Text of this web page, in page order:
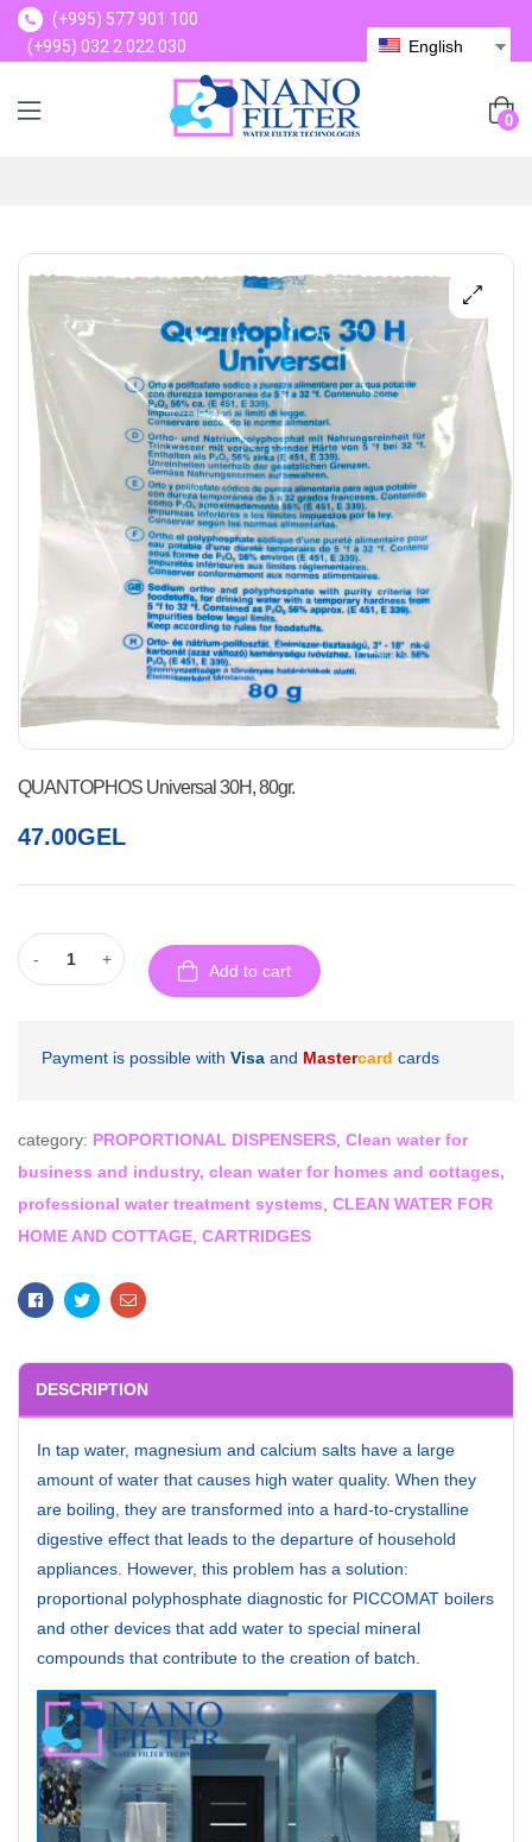
(+995) 577 901 100
(+995) 032 2 022 030
English
0
QUANTOPHOS Universal 30H, 80gr.
47.00GEL
- +
Add to cart
Payment is possible with Visa and Mastercard cards
category: PROPORTIONAL DISPENSERS Clean water for
business and industry, clean water for homes and cottages,
professional water treatment systems CLEAN WATER FOR
HOME AND COTTAGE CARTRIDGES
FacebookTwitterEmail
DESCRIPTION
In tap water, magnesium and calcium salts have a large
amount of water that causes high water quality. When they
are boiling, they are transformed into a hard-to-crystalline
digestive effect that leads to the departure of household
appliances. However, this problem has a solution:
proportional polyphosphate diagnostic for PICCOMAT boilers
and other devices that add water to special mineral
compounds that contribute to the creation of batch.